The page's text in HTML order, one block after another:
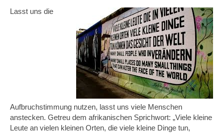
Lasst uns die
Aufbruchstimmung nutzen, lasst uns viele Menschen
anstecken. Getreu dem afrikanischen Sprichwort: „Viele kleine
Leute an vielen kleinen Orten, die viele kleine Dinge tun,